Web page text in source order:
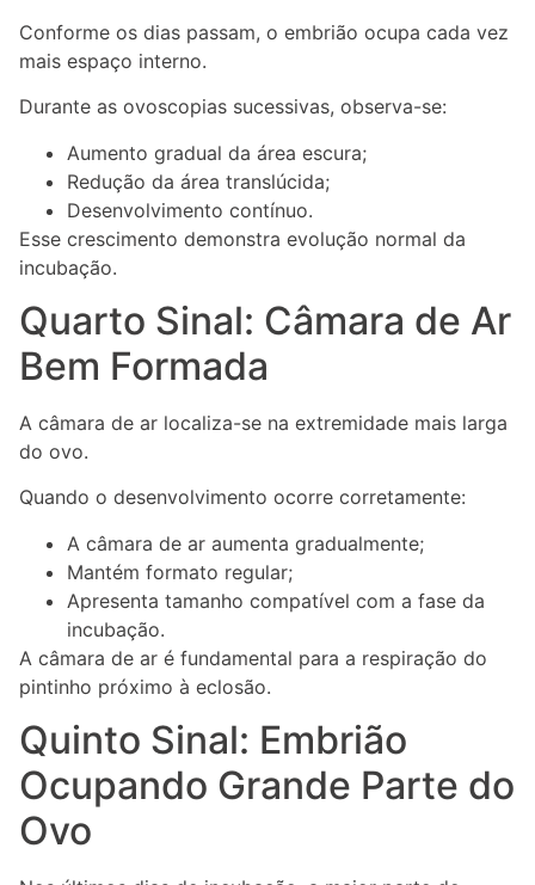
Conforme os dias passam, o embrião ocupa cada vez
mais espaço interno.
Durante as ovoscopias sucessivas, observa-se:
Aumento gradual da área escura;
Redução da área translúcida;
Desenvolvimento contínuo.
Esse crescimento demonstra evolução normal da
incubação.
Quarto Sinal: Câmara de Ar
Bem Formada
A câmara de ar localiza-se na extremidade mais larga
do ovo.
Quando o desenvolvimento ocorre corretamente:
A câmara de ar aumenta gradualmente;
Mantém formato regular;
Apresenta tamanho compatível com a fase da
incubação.
A câmara de ar é fundamental para a respiração do
pintinho próximo à eclosão.
Quinto Sinal: Embrião
Ocupando Grande Parte do
Ovo